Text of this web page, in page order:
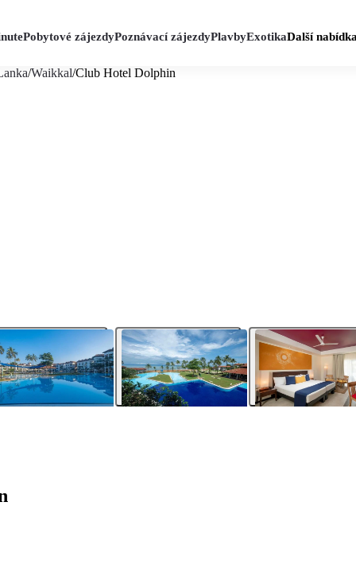
Pobytové zájezdyPoznávací zájezdyPlavbyExotikaDalší nabídka
/Waikkal/Club Hotel Dolphin